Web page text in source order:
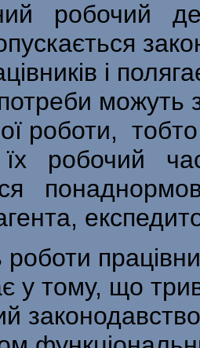
робочий
і
можуть
роботи,
їх робочий
роботи
у тому, що